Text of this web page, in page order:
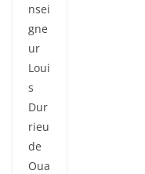
nsei
gne
ur
Loui
s
Dur
rieu
de
Oua